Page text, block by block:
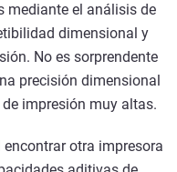
mediante el análisis de
dimensional y
No es sorprendente
precisión dimensional
impresión muy altas.
otra impresora